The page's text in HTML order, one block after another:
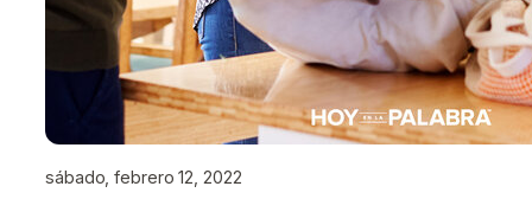
sábado, febrero 12, 2022